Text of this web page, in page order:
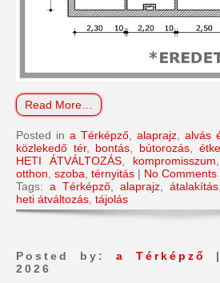
Read More…
Posted in a Térképző, alaprajz, alvás
közlekedő tér, bontás, bútorozás,
HETI ÁTVÁLTOZÁS, kompromisszum,
otthon, szoba, térnyitás | No Comments
Tags: a Térképző, alaprajz, átalakítás
heti átváltozás, tájolás
Posted by: a Térképző
|
2026